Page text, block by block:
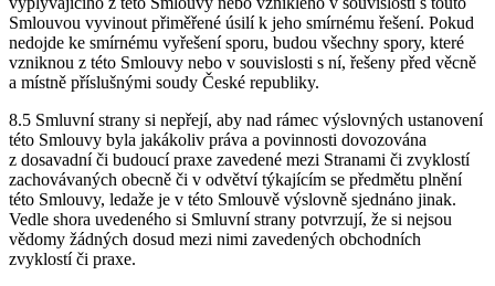
Smlouvou vyvinout přiměřené úsilí k jeho smírnému řešení. Pokud
nedojde ke smírnému vyřešení sporu, budou všechny spory, které
vzniknou z této Smlouvy nebo v souvislosti s ní, řešeny před věcně
a místně příslušnými soudy České republiky.
8.5 Smluvní strany si nepřejí, aby nad rámec výslovných ustanovení
této Smlouvy byla jakákoliv práva a povinnosti dovozována
z dosavadní či budoucí praxe zavedené mezi Stranami či zvyklostí
zachovávaných obecně či v odvětví týkajícím se předmětu plnění
této Smlouvy, ledaže je v této Smlouvě výslovně sjednáno jinak.
Vedle shora uvedeného si Smluvní strany potvrzují, že si nejsou
vědomy žádných dosud mezi nimi zavedených obchodních
zvyklostí či praxe.